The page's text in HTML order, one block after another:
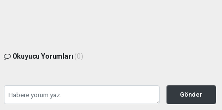
Okuyucu Yorumları (0)
Gönder